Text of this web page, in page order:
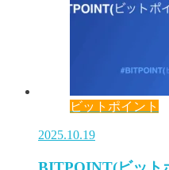
ビットポイント
2025.10.19